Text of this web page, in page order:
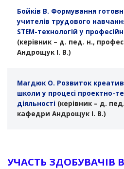
Бойків В. Формування
учителів трудового
STEM-технологій у
(керівник – д. пед. н.,
Андрощук І. В.)
Магдюк О. Розвиток
школи у процесі проектно-
діяльності (керівник – д.
кафедри Андрощук І. В.)
УЧАСТЬ ЗДОБУВАЧІВ